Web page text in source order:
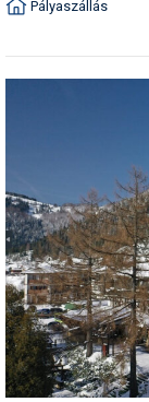
Pályaszállás